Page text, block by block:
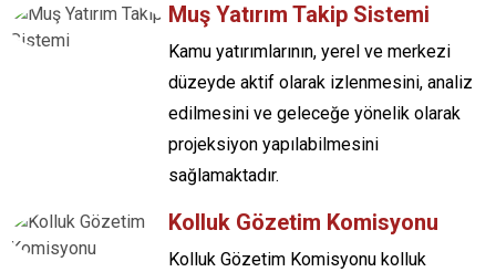
Muş Yatırım Takip Sistemi
Kamu yatırımlarının, yerel ve merkezi
düzeyde aktif olarak izlenmesini, analiz
edilmesini ve geleceğe yönelik olarak
projeksiyon yapılabilmesini
sağlamaktadır.
Kolluk Gözetim Komisyonu
Kolluk Gözetim Komisyonu kolluk